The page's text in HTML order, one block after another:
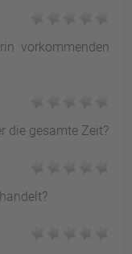
vorkommenden
die gesamte Zeit?